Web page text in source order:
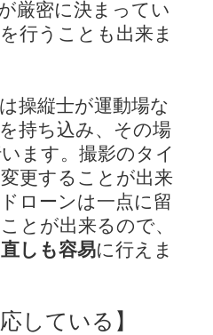
厳密に決まってい
行うことも出来ま
操縦士が運動場な
持ち込み、その場
ます。撮影のタイ
更することが出来
ローンは一点に留
とが出来るので、
しも容易に行えま
している】